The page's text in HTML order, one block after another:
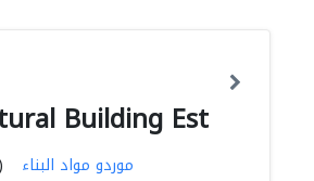
Building Est
موردو مواد البناء